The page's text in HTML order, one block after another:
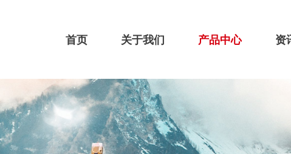
首页 关于我们 产品中心 资